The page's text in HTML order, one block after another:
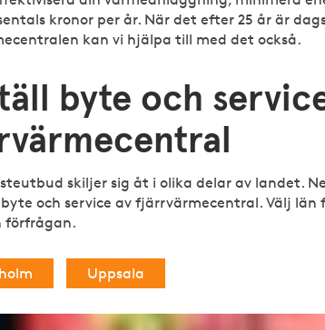
kronor per år. När det efter 25 år är
kan vi hjälpa till med det också.
byte och
skiljer sig åt i olika delar av landet.
och service av fjärrvärmecentral. Välj län
förfrågan.
Uppsala